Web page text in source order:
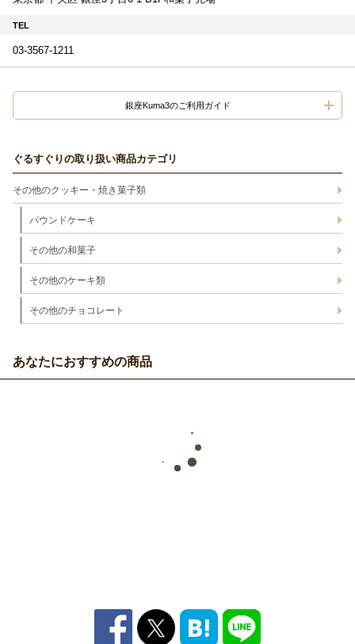
TEL
03-3567-1211
銀座Kuma3のご利用ガイド
ぐるすぐりの取り扱い商品カテゴリ
その他のクッキー・焼き菓子類
パウンドケーキ
その他の和菓子
その他のケーキ類
その他のチョコレート
あなたにおすすめの商品